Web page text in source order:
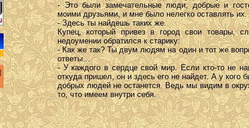
- Это были замечательные люди, добрые и
моими друзьями, и мне было нелегко оставлять их.
- Здесь ты найдешь таких же.
Купец, который привез в город свои товары,
недоумении обратился к старику:
- Как же так? Ты двум людям на один и тот же
ответы…
- У каждого в сердце свой мир. Если кто-то не
откуда пришел, он и здесь его не найдет. А у кого
добрых людей не останется. Ведь мы видим в
то, что имеем внутри себя.